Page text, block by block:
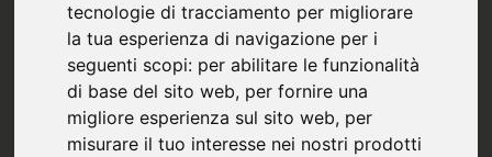
tecnologie di tracciamento per migliorare
la tua esperienza di navigazione per i
seguenti scopi: per abilitare le funzionalità
di base del sito web, per fornire una
migliore esperienza sul sito web, per
misurare il tuo interesse nei nostri prodotti